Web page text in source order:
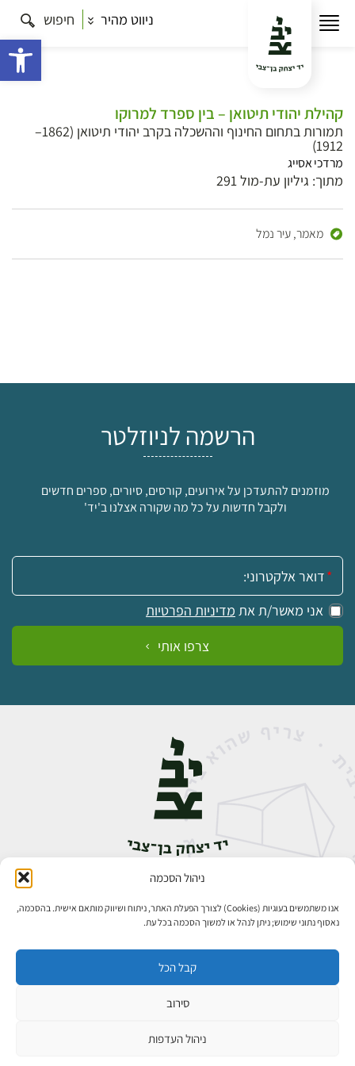
ניהול הסכמה
אנו משתמשים בעוגיות (Cookies) לצורך הפעלת האתר, ניתוח ושיווק מותאם אישית. בהסכמה,
נאסוף נתוני שימוש; ניתן לנהל או למשוך הסכמה בכל עת.
קבל הכל
סירוב
ניהול העדפות
ניווט מהיר חיפוש
קהילת יהודי תיטואן – בין ספרד למרוקו
תמורות בתחום החינוף וההשכלה בקרב יהודי תיטואן (1862–
1912)
מרדכי אסייג
מתוך: גיליון עת-מול 291
מאמר,עיר נמל
הרשמה לניוזלטר
מוזמנים להתעדכן על אירועים, קורסים, סיורים, ספרים חדשים
ולקבל חדשות על כל מה שקורה אצלנו ב'יד'
אימייל:
אני מאשר/ת את מדיניות הפרטיות
צרפו אותי
אבן גבירול 14, רחביה, ירושלים
פיתוח אתרים